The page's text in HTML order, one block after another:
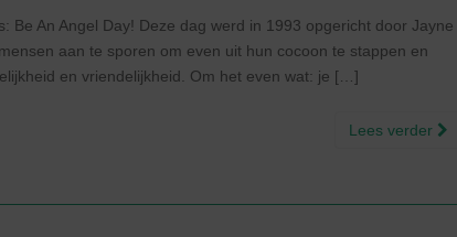
Be An Angel Day! Deze dag werd in 1993 opgericht door Jayne
aan te sporen om even uit hun cocoon te stappen en
en vriendelijkheid. Om het even wat: je […]
Lees verder